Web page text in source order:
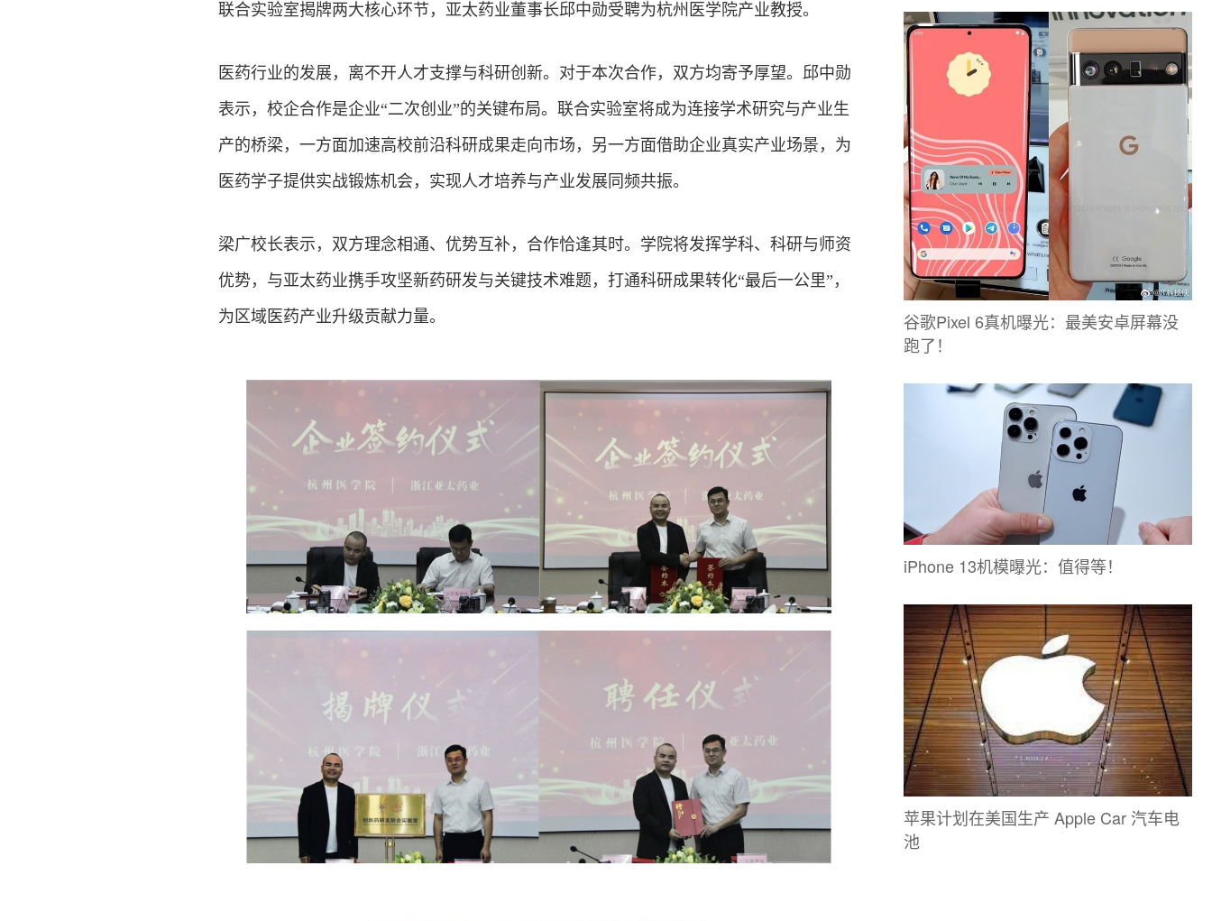
联合实验室揭牌两大核心环节，亚太药业董事长邱中勋受聘为杭州医学院产业教授。
医药行业的发展，离不开人才支撑与科研创新。对于本次合作，双方均寄予厚望。邱中勋
表示，校企合作是企业“二次创业”的关键布局。联合实验室将成为连接学术研究与产业生
产的桥梁，一方面加速高校前沿科研成果走向市场，另一方面借助企业真实产业场景，为
医药学子提供实战锻炼机会，实现人才培养与产业发展同频共振。
梁广校长表示，双方理念相通、优势互补，合作恰逢其时。学院将发挥学科、科研与师资
优势，与亚太药业携手攻坚新药研发与关键技术难题，打通科研成果转化“最后一公里”，
为区域医药产业升级贡献力量。
谷歌Pixel 6真机曝光：最美安卓屏幕没
跑了！
iPhone 13机模曝光：值得等！
苹果计划在美国生产 Apple Car 汽车电
池